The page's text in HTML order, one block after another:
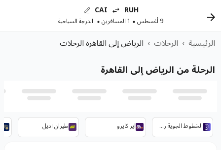
RUH
CAI
9 أغسطس 1 المسافرين الدرجة السياحية
الرئيسية › الرحلات › الرياض إلى القاهرة الرحلات
الرحلة من الرياض إلى القاهرة
الخطوط الجوية ريجنت اير كايرو طيران أديل